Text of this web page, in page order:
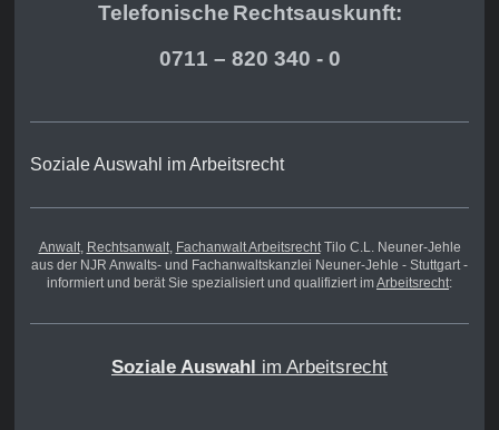
Telefonische Rechtsauskunft:
0711 – 820 340 - 0
Soziale Auswahl im Arbeitsrecht
Anwalt, Rechtsanwalt, Fachanwalt ArbeitsrechtTilo C.L. Neuner-Jehle
aus der NJR Anwalts- und Fachanwaltskanzlei Neuner-Jehle - Stuttgart -
informiert und berät Sie spezialisiert und qualifiziert imArbeitsrecht:
Soziale Auswahl im Arbeitsrecht